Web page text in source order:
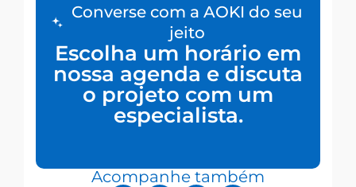
Converse com a AOKI do seu
jeito
Escolha um horário em
nossa agenda e discuta
o projeto com um
especialista.
Acompanhe também